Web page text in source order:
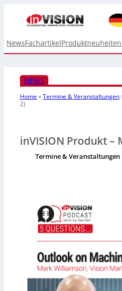
NewsFachartikelProduktneuheiten
NEWS
Home»Termine & Veranstaltungen
2)
inVISION Produkt –
Termine & Veranstaltungen